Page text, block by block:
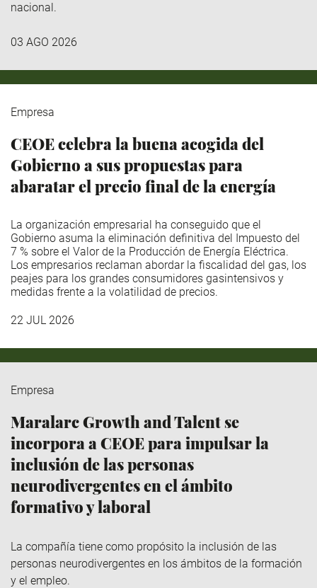
nacional.
03 AGO 2026
Empresa
CEOE celebra la buena acogida del
Gobierno a sus propuestas para
abaratar el precio final de la energía
La organización empresarial ha conseguido que el
Gobierno asuma la eliminación definitiva del Impuesto del
7 % sobre el Valor de la Producción de Energía Eléctrica.
Los empresarios reclaman abordar la fiscalidad del gas, los
peajes para los grandes consumidores gasintensivos y
medidas frente a la volatilidad de precios.
22 JUL 2026
Empresa
Maralarc Growth and Talent se
incorpora a CEOE para impulsar la
inclusión de las personas
neurodivergentes en el ámbito
formativo y laboral
La compañía tiene como propósito la inclusión de las
personas neurodivergentes en los ámbitos de la formación
y el empleo.